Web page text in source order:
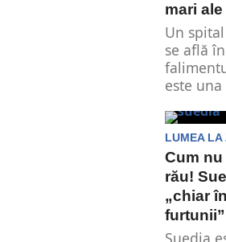
mari
Un
se află
este
LUMEA LA
Cum
rău!
„chiar
Suedia